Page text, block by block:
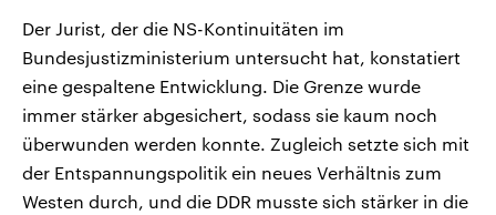
Der Jurist, der die NS-Kontinuitäten im
Bundesjustizministerium untersucht hat, konstatiert
eine gespaltene Entwicklung. Die Grenze wurde
immer stärker abgesichert, sodass sie kaum noch
überwunden werden konnte. Zugleich setzte sich mit
der Entspannungspolitik ein neues Verhältnis zum
Westen durch, und die DDR musste sich stärker in die